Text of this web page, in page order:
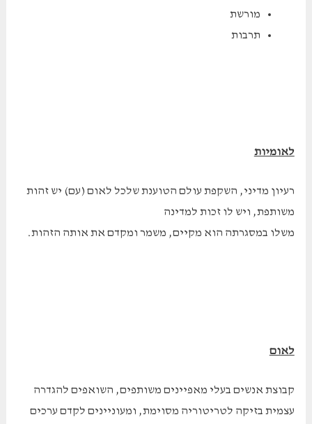
מורשת
תרבות
לאומיות
רעיון מדיני, השקפת עולם הטוענת שלכל לאום (עם) יש זהות
משותפת, ויש לו זכות למדינה
משלו במסגרתה הוא מקיים, משמר ומקדם את אותה הזהות.
לאום
קבוצת אנשים בעלי מאפיינים משותפים, השואפים להגדרה
עצמית בזיקה לטריטוריה מסוימת, ומעוניינים לקדם ערכים